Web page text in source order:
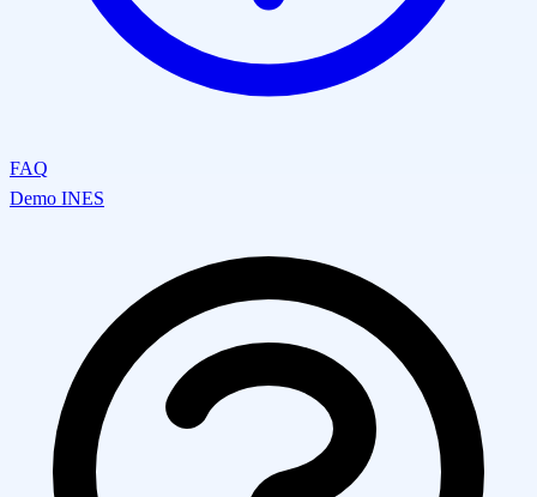
FAQ
Demo INES